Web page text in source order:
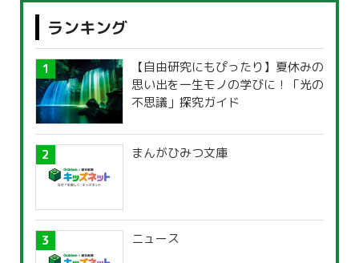
ランキング
【自由研究にもぴったり】夏休みの
思い出を一生モノの学びに！「光の
不思議」探究ガイド
まんがひみつ文庫
ニュース